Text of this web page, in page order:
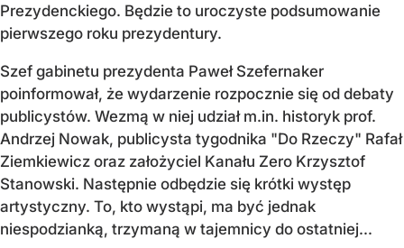
Prezydenckiego. Będzie to uroczyste podsumowanie
pierwszego roku prezydentury.
Szef gabinetu prezydenta Paweł Szefernaker
poinformował, że wydarzenie rozpocznie się od debaty
publicystów. Wezmą w niej udział m.in. historyk prof.
Andrzej Nowak, publicysta tygodnika "Do Rzeczy" Rafał
Ziemkiewicz oraz założyciel Kanału Zero Krzysztof
Stanowski. Następnie odbędzie się krótki występ
artystyczny. To, kto wystąpi, ma być jednak
niespodzianką, trzymaną w tajemnicy do ostatniej...